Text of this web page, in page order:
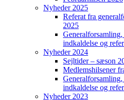
Nyheder 2025
Referat fra
2025
indkaldelse og
Nyheder 2024
Sejltider – sæson
Medlemshilsener
indkaldelse og
Nyheder 2023